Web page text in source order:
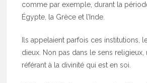
comme par exemple, durant la
Égypte, la Grèce et l’Inde.
Ils appelaient parfois ces institutions,
dieux. Non pas dans le sens
référant à la divinité qui est en soi.